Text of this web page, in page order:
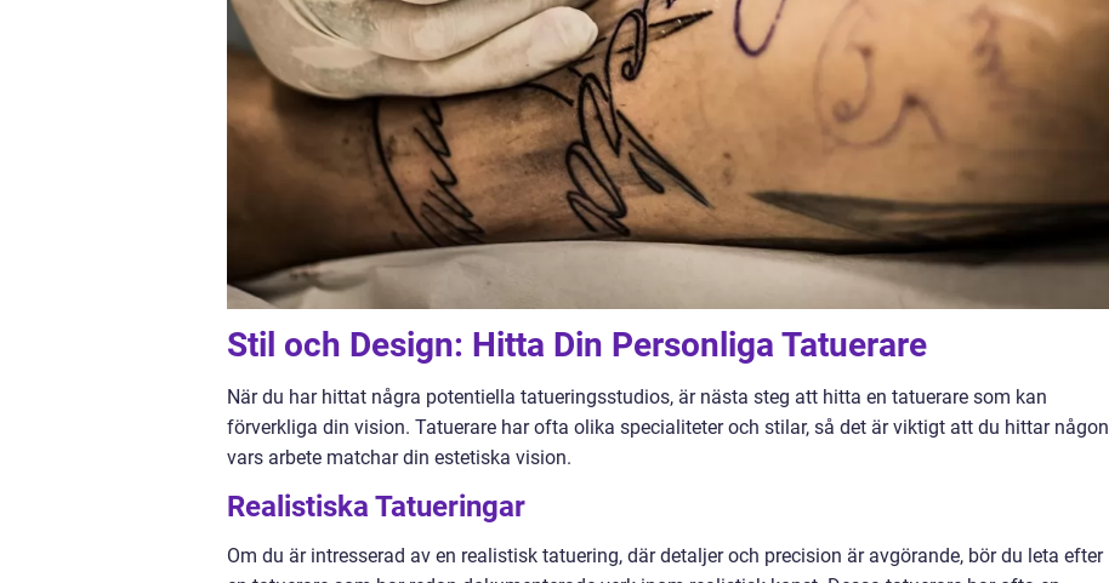
Stil och Design: Hitta Din Personliga Tatuerare
När du har hittat några potentiella tatueringsstudios, är nästa steg att hitta en tatuerare som kan
förverkliga din vision. Tatuerare har ofta olika specialiteter och stilar, så det är viktigt att du hittar någon
vars arbete matchar din estetiska vision.
Realistiska Tatueringar
Om du är intresserad av en realistisk tatuering, där detaljer och precision är avgörande, bör du leta efter